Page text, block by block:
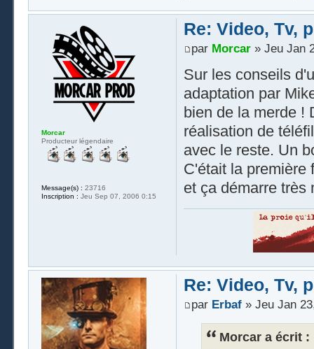
Re: Video, Tv,
par Morcar» Jeu Jan
Sur les conseils
adaptation par
bien de la merde !
réalisation de
avec le reste. Un
C'était la première
et ça démarre très
Morcar
Producteur légendaire
Message(s) : 23716
Inscription : Jeu Sep 07, 2006 0:15
Re: Video, Tv,
par Erbaf» Jeu Jan
Morcar a écrit :